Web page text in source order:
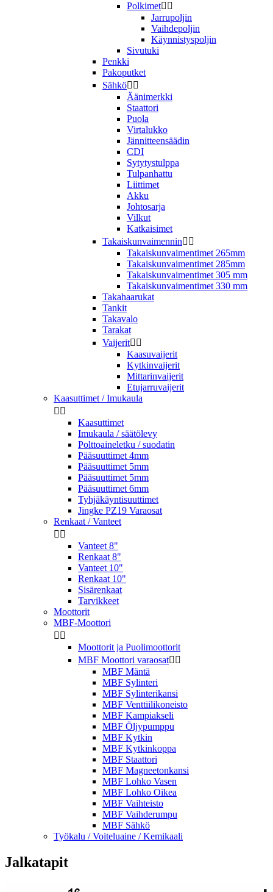
Polkimet 
Jarrupoljin
Vaihdepoljin
Käynnistyspoljin
Sivutuki
Penkki
Pakoputket
Sähkö 
Äänimerkki
Staattori
Puola
Virtalukko
Jännitteensäädin
CDI
Sytytystulppa
Tulpanhattu
Liittimet
Akku
Johtosarja
Vilkut
Katkaisimet
Takaiskunvaimennin 
Takaiskunvaimentimet 265mm
Takaiskunvaimentimet 285mm
Takaiskunvaimentimet 305 mm
Takaiskunvaimentimet 330 mm
Takahaarukat
Tankit
Takavalo
Tarakat
Vaijerit 
Kaasuvaijerit
Kytkinvaijerit
Mittarinvaijerit
Etujarruvaijerit
Kaasuttimet / Imukaula
 
Kaasuttimet
Imukaula / säätölevy
Polttoaineletku / suodatin
Pääsuuttimet 4mm
Pääsuuttimet 5mm
Pääsuuttimet 5mm
Pääsuuttimet 6mm
Tyhjäkäyntisuuttimet
Jingke PZ19 Varaosat
Renkaat / Vanteet
 
Vanteet 8"
Renkaat 8"
Vanteet 10"
Renkaat 10"
Sisärenkaat
Tarvikkeet
Moottorit
MBF-Moottori
 
Moottorit ja Puolimoottorit
MBF Moottori varaosat 
MBF Mäntä
MBF Sylinteri
MBF Sylinterikansi
MBF Venttiilikoneisto
MBF Kampiakseli
MBF Öljypumppu
MBF Kytkin
MBF Kytkinkoppa
MBF Staattori
MBF Magneetonkansi
MBF Lohko Vasen
MBF Lohko Oikea
MBF Vaihteisto
MBF Vaihderumpu
MBF Sähkö
Työkalu / Voiteluaine / Kemikaali
Jalkatapit